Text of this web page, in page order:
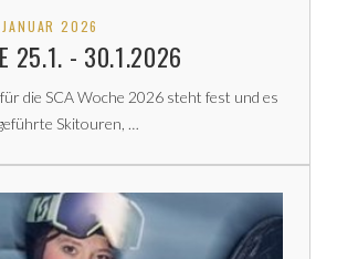
2026
25.1. - 30.1.2026
die SCA Woche 2026 steht fest und es
Skitouren, …